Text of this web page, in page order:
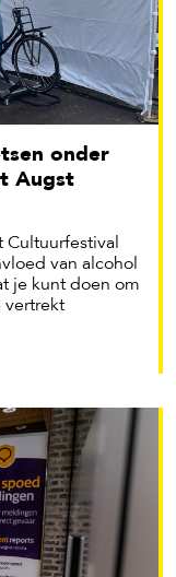
Augst
Cultuurfestival
van alcohol
je kunt doen om
vertrekt